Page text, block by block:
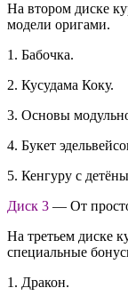
На втором диске
модели оригами.
1. Бабочка.
2. Кусудама Коку.
3. Основы
4. Букет
5. Кенгуру с
Диск 3 — От
На третьем диске
специальные
1. Дракон.